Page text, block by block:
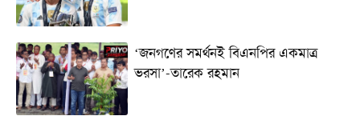
‘জনগণের সমর্থনই বিএনপির একমাত্র
ভরসা’-তারেক রহমান